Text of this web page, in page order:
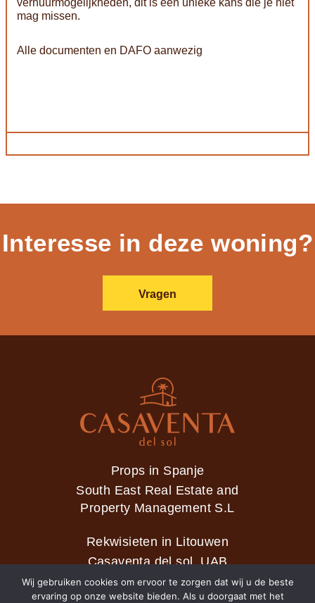
verhuurmogelijkheden, dit is een unieke kans die je niet
mag missen.
Alle documenten en DAFO aanwezig
Interesse in deze woning?
Vragen
Props in Spanje
South East Real Estate and
Property Management S.L
Rekwisieten in Litouwen
Casaventa del sol, UAB
Wij gebruiken cookies om ervoor te zorgen dat wij u de beste
ervaring op onze website bieden. Als u doorgaat met het